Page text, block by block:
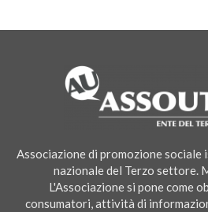
Associazione di promozione
nazionale del Terzo settore.
L'Associazione si pone come
consumatori, attività di